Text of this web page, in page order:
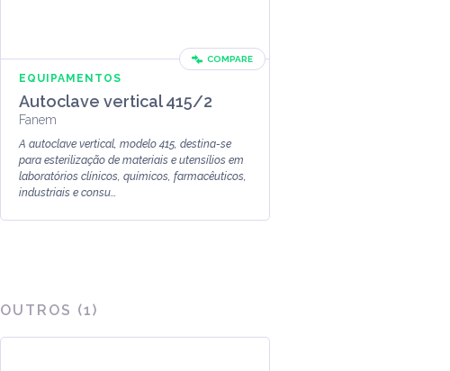
COMPARE
EQUIPAMENTOS
Autoclave vertical 415/2
Fanem
A autoclave vertical, modelo 415, destina-se
para esterilização de materiais e utensílios em
laboratórios clínicos, químicos, farmacêuticos,
industriais e consu...
OUTROS (1)